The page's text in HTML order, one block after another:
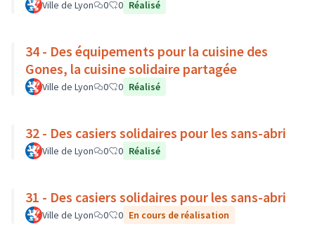
Ville de Lyon 0 0 Réalisé
34 - Des équipements pour la cuisine des
Gones, la cuisine solidaire partagée
Ville de Lyon 0 0 Réalisé
32 - Des casiers solidaires pour les sans-abri
Ville de Lyon 0 0 Réalisé
31 - Des casiers solidaires pour les sans-abri
Ville de Lyon 0 0 En cours de réalisation